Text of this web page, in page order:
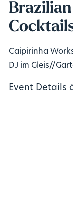
Caipirinha
DJ im Gleis//
Event Details